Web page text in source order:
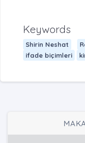
Keywords
Shirin Neshat
ifade biçimleri